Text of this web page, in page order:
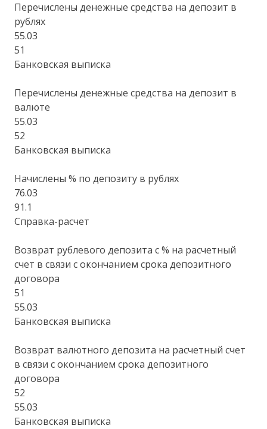
Перечислены денежные средства на депозит в
рублях
55.03
51
Банковская выписка
Перечислены денежные средства на депозит в
валюте
55.03
52
Банковская выписка
Начислены % по депозиту в рублях
76.03
91.1
Справка-расчет
Возврат рублевого депозита с % на расчетный
счет в связи с окончанием срока депозитного
договора
51
55.03
Банковская выписка
Возврат валютного депозита на расчетный счет
в связи с окончанием срока депозитного
договора
52
55.03
Банковская выписка